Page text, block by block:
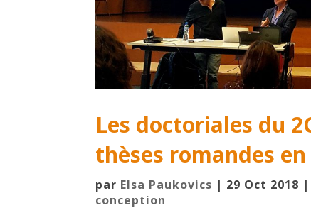
Les doctoriales du
thèses romandes
par Elsa Paukovics | 29 Oct 2018
conception